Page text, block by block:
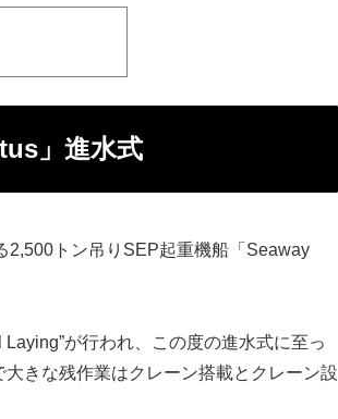
」進水式
トン吊りSEP起重機船「Seaway
が行われ、この度の進水式に至っ
きな残作業はクレーン搭載とクレーン設